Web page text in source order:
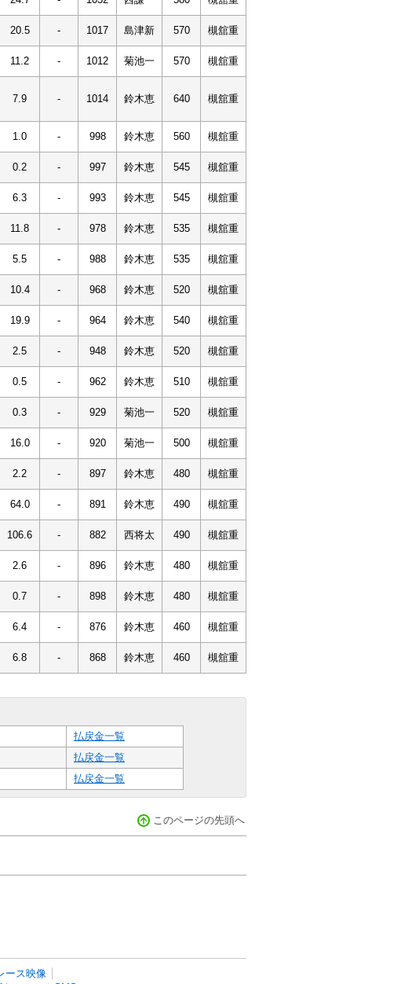
20.5 - 1017 島津新 570 槻舘重
11.2 - 1012 菊池一 570 槻舘重
7.9 - 1014 鈴木恵 640 槻舘重
1.0 - 998 鈴木恵 560 槻舘重
0.2 - 997 鈴木恵 545 槻舘重
6.3 - 993 鈴木恵 545 槻舘重
11.8 - 978 鈴木恵 535 槻舘重
5.5 - 988 鈴木恵 535 槻舘重
10.4 - 968 鈴木恵 520 槻舘重
19.9 - 964 鈴木恵 540 槻舘重
2.5 - 948 鈴木恵 520 槻舘重
0.5 - 962 鈴木恵 510 槻舘重
0.3 - 929 菊池一 520 槻舘重
16.0 - 920 菊池一 500 槻舘重
2.2 - 897 鈴木恵 480 槻舘重
64.0 - 891 鈴木恵 490 槻舘重
106.6 - 882 西将太 490 槻舘重
2.6 - 896 鈴木恵 480 槻舘重
0.7 - 898 鈴木恵 480 槻舘重
6.4 - 876 鈴木恵 460 槻舘重
6.8 - 868 鈴木恵 460 槻舘重
払戻金一覧
払戻金一覧
払戻金一覧
このページの先頭へ
ース映像